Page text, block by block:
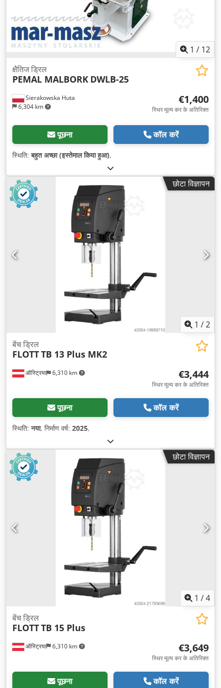
1 / 12
Sierakowska Huta
6,304 km
क्षैतिज ड्रिल
PEMAL MALBORK DWLB-25
€1,400
स्थिर मूल्य कर के अतिरिक्त
पूछना कॉल करें
स्थिति:बहुत अच्छा (इस्तेमाल किया हुआ),
छोटा विज्ञापन
1 /2
ऑस्ट्रिया 6,310 km
बेंच ड्रिल
FLOTTTB 13 Plus MK2
€3,444
स्थिर मूल्य कर के अतिरिक्त
पूछना कॉल करें
स्थिति:नया, निर्माण वर्ष: 2025,
छोटा विज्ञापन
1 /4
ऑस्ट्रिया 6,310 km
बेंच ड्रिल
FLOTTTB 15 Plus
€3,649
स्थिर मूल्य कर के अतिरिक्त
पूछना कॉल करें